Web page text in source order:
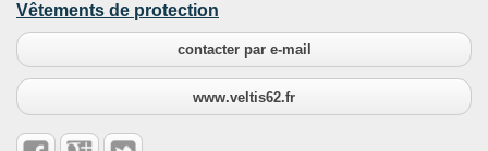
Vêtements de protection
contacter par e-mail
www.veltis62.fr